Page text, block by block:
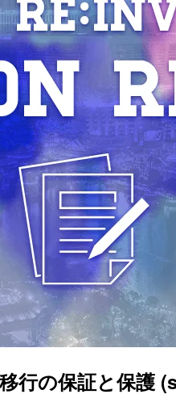
行の保証と保護